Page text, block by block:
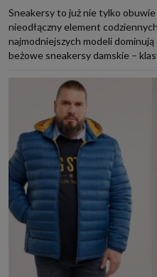
Sneakersy to już nie tylko
nieodłączny element
najmodniejszych modeli dominują
beżowe sneakersy damskie –